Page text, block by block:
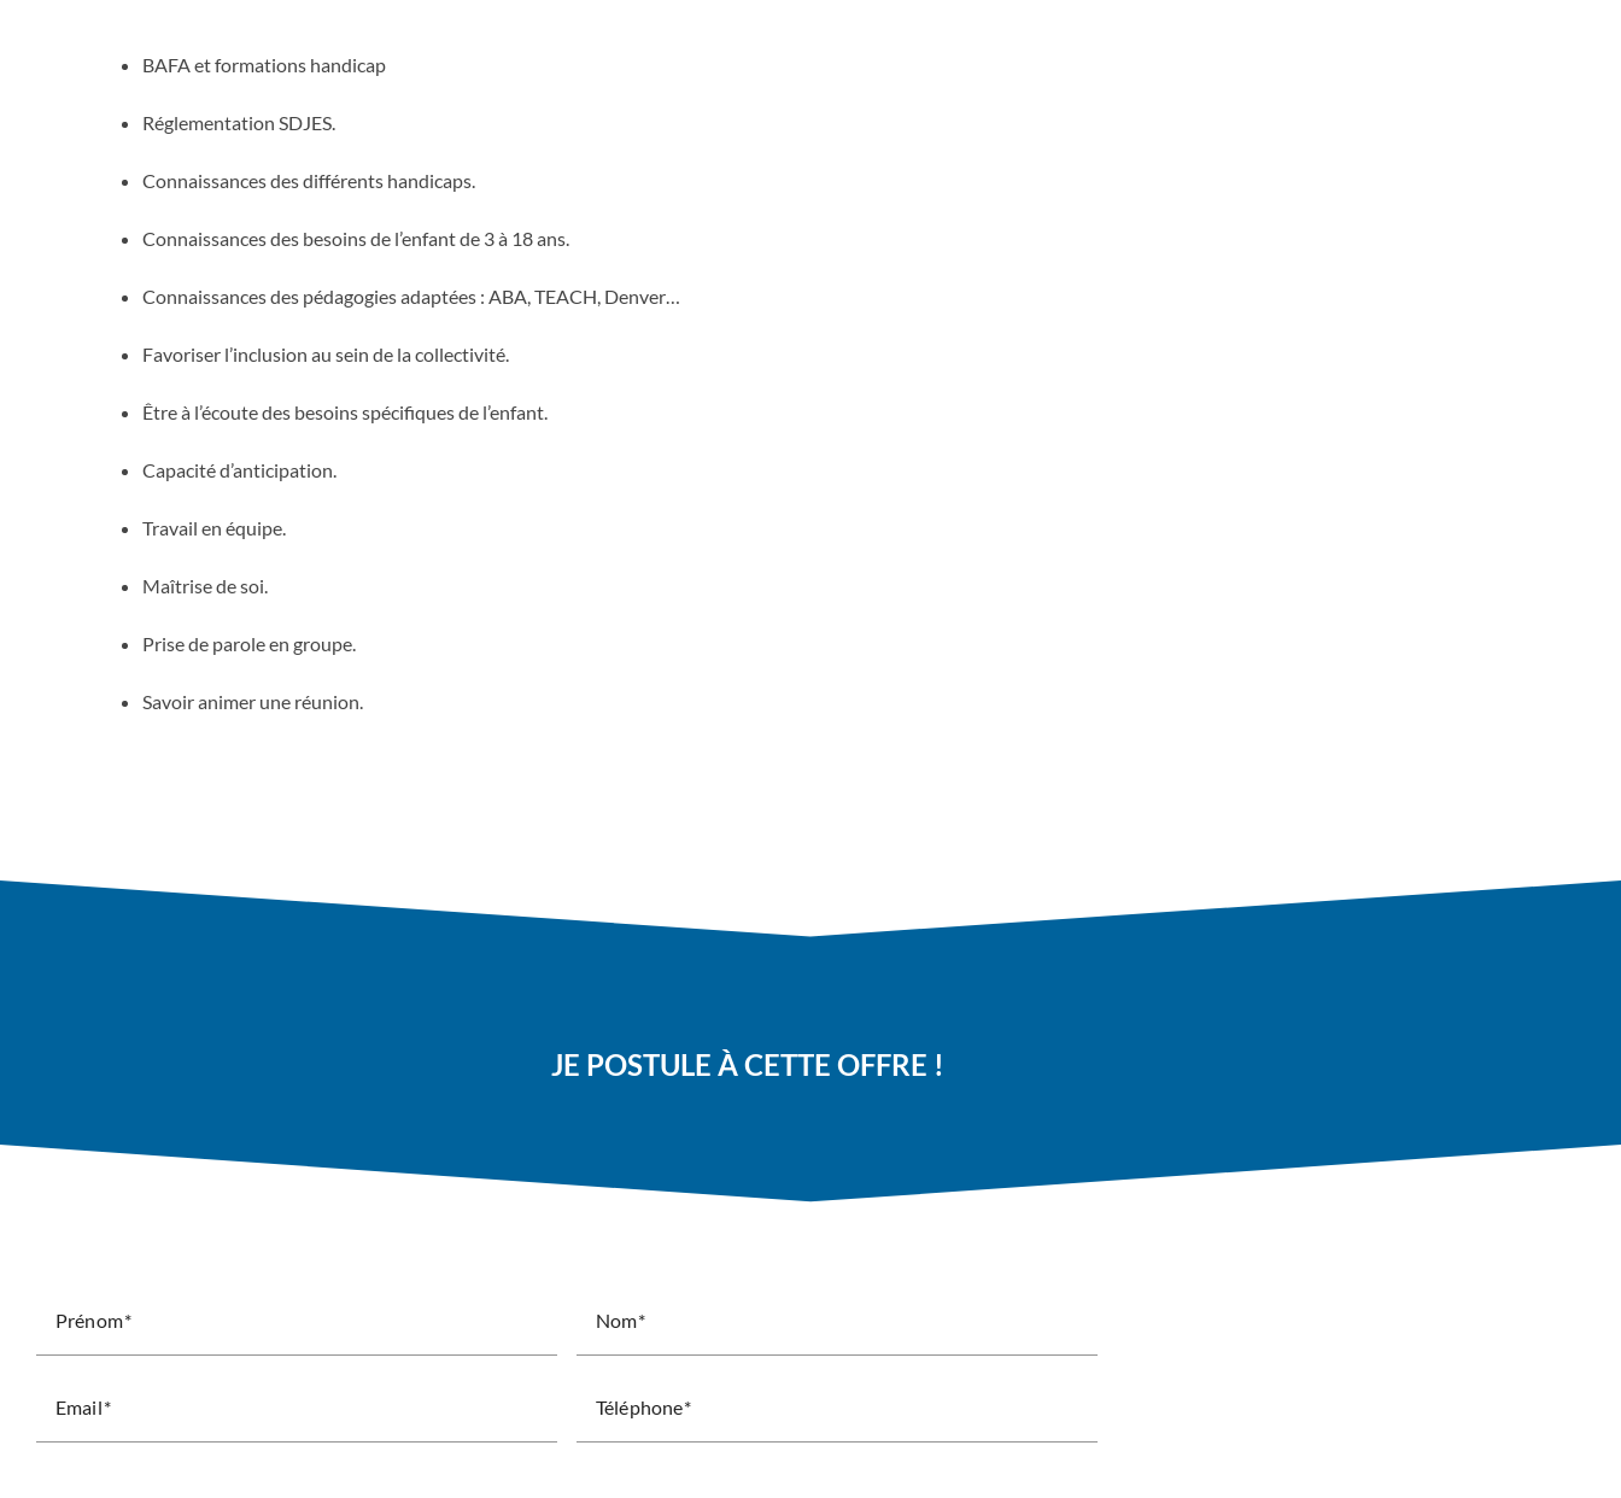
BAFA et formations handicap
Réglementation SDJES.
Connaissances des différents handicaps.
Connaissances des besoins de l’enfant de 3 à 18 ans.
Connaissances des pédagogies adaptées : ABA, TEACH, Denver…
Favoriser l’inclusion au sein de la collectivité.
Être à l’écoute des besoins spécifiques de l’enfant.
Capacité d’anticipation.
Travail en équipe.
Maîtrise de soi.
Prise de parole en groupe.
Savoir animer une réunion.
JE POSTULE À CETTE OFFRE !
Prénom Nom
Email Téléphone